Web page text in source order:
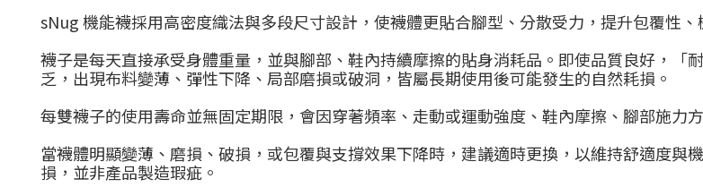
sNug 機能襪採用高密度織法與多段尺寸設計，使襪體更貼合腳型、分散受力，提升包覆性、
襪子是每天直接承受身體重量，並與腳部、鞋內持續摩擦的貼身消耗品。即使品質良好，
乏，出現布料變薄、彈性下降、局部磨損或破洞，皆屬長期使用後可能發生的自然耗損。
每雙襪子的使用壽命並無固定期限，會因穿著頻率、走動或運動強度、鞋內摩擦、腳部施力
當襪體明顯變薄、磨損、破損，或包覆與支撐效果下降時，建議適時更換，以維持舒適度
損，並非產品製造瑕疵。